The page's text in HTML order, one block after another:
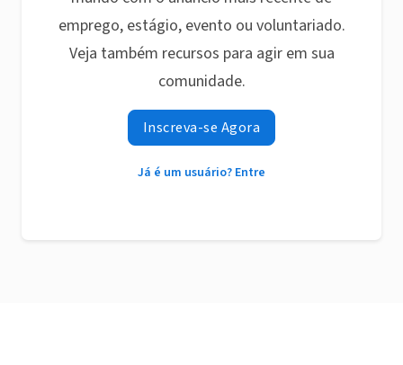
emprego, estágio, evento ou voluntariado.
Veja também recursos para agir em sua
comunidade.
Inscreva-se Agora
Já é um usuário? Entre